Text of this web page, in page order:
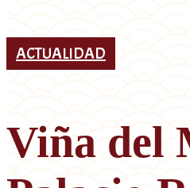
ACTUALIDAD
Viña del